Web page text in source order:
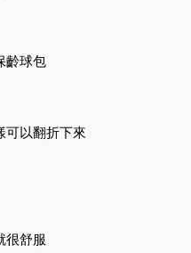
齡球包
可以翻折下來
很舒服